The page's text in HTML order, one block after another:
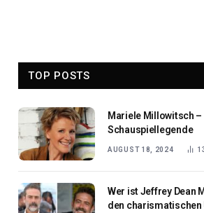
TOP POSTS
Mariele Millowitsch –
Schauspiellegende
AUGUST 18, 2024
Wer ist Jeffrey Dean
den charismatischen